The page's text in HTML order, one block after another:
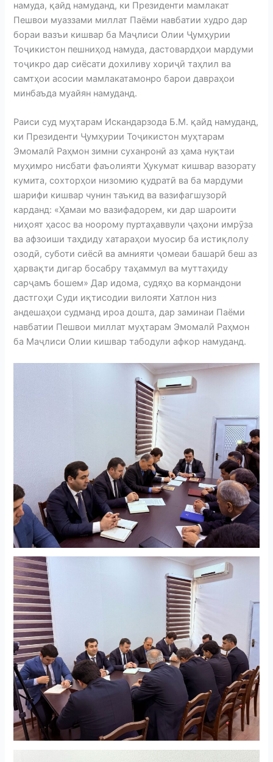
намуда, қайд намуданд, ки Президенти мамлакат
Пешвои муаззами миллат Паёми навбатии худро дар
бораи вазъи кишвар ба Маҷлиси Олии Ҷумҳурии
Тоҷикистон пешниҳод намуда, дастовардҳои мардуми
тоҷикро дар сиёсати дохиливу хориҷӣ таҳлил ва
самтҳои асосии мамлакатамонро барои давраҳои
минбаъда муайян намуданд.
Раиси суд муҳтарам Искандарзода Б.М. қайд намуданд,
ки Президенти Ҷумҳурии Тоҷикистон муҳтарам
Эмомалӣ Раҳмон зимни суханронӣ аз ҳама нуқтаи
муҳимро нисбати фаъолияти Ҳукумат кишвар вазорату
кумита, сохторҳои низомию қудратӣ ва ба мардуми
шарифи кишвар чунин таъкид ва вазифагшузорӣ
карданд: «Ҳамаи мо вазифадорем, ки дар шароити
ниҳоят ҳасос ва ноорому пуртаҳаввули ҷаҳони имрӯза
ва афзоиши таҳдиду хатараҳои муосир ба истиқлолу
озодӣ, суботи сиёсӣ ва амнияти ҷомеаи башарӣ беш аз
ҳарвақти дигар босабру таҳаммул ва муттаҳиду
сарҷамъ бошем» Дар идома, судяҳо ва кормандони
дастгоҳи Суди иқтисодии вилояти Хатлон низ
андешаҳои судманд ироа дошта, дар заминаи Паёми
навбатии Пешвои миллат муҳтарам Эмомалӣ Раҳмон
ба Маҷлиси Олии кишвар табодули афкор намуданд.